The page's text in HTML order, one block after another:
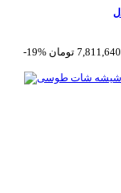
-19%
7,811,640 تومان